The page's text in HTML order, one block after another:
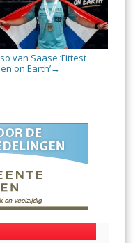
van Saase ‘Fittest
on Earth’→